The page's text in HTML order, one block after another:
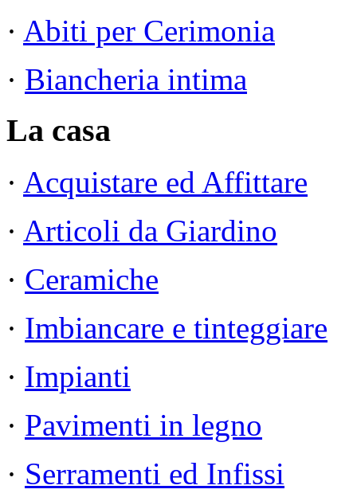
· Abiti per Cerimonia
· Biancheria intima
La casa
· Acquistare ed Affittare
· Articoli da Giardino
· Ceramiche
· Imbiancare e tinteggiare
· Impianti
· Pavimenti in legno
· Serramenti ed Infissi